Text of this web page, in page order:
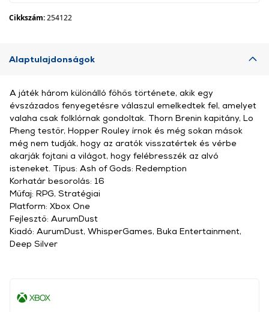
Cikkszám:254122
Alaptulajdonságok
A játék három különálló főhős története, akik egy
évszázados fenyegetésre válaszul emelkedtek fel, amelyet
valaha csak folklórnak gondoltak. Thorn Brenin kapitány, Lo
Pheng testőr, Hopper Rouley írnok és még sokan mások
még nem tudják, hogy az aratók visszatértek és vérbe
akarják fojtani a világot, hogy felébresszék az alvó
isteneket. Típus: Ash of Gods: Redemption
Korhatár besorolás: 16
Műfaj: RPG, Stratégiai
Platform: Xbox One
Fejlesztő: AurumDust
Kiadó: AurumDust, WhisperGames, Buka Entertainment,
Deep Silver